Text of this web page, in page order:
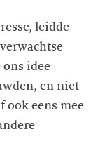
leidde
ons idee
en niet
ook eens mee